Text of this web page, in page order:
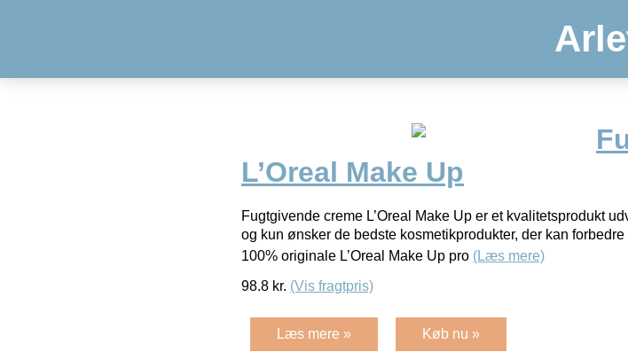
L’Oreal Make Up
Fugtgivende creme L’Oreal Make Up er et kvalitetsprodukt
og kun ønsker de bedste kosmetikprodukter, der kan forbedre
100% originale L’Oreal Make Up pro (Læs mere)
98.8 kr. (Vis fragtpris)
Læs mere » Køb nu »